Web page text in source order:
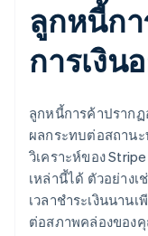
ลูกหนี้ก
การเงิน
ลูกหนี้การค้าปรากฏ
ผลกระทบต่อสถานะ
วิเคราะห์ของ
เหล่านี้ได้ ตัวอย่าง
เวลาชำระเงินนาน
ต่อสภาพคล่องของ